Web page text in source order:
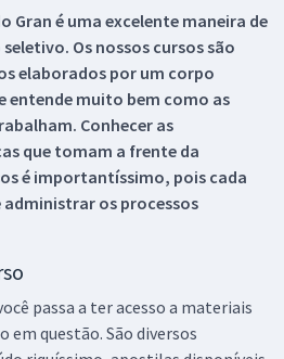
Gran é uma excelente maneira de
Os nossos cursos são
elaborados por um corpo
entende muito bem como as
Conhecer as
que tomam a frente da
é importantíssimo, pois cada
os processos
passa a ter acesso a materiais
em questão. São diversos